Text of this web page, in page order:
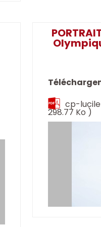
cp-
298.77 Ko )